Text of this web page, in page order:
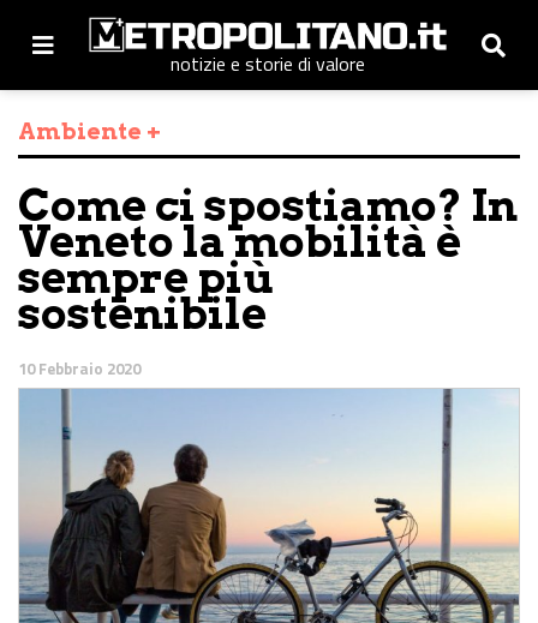
notizie e storie di valore
Ambiente +
Come ci spostiamo? In
Veneto la mobilità è
sempre più
sostenibile
10 Febbraio 2020